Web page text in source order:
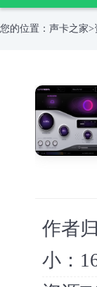
您的位置： 声卡之家>
作者
小：